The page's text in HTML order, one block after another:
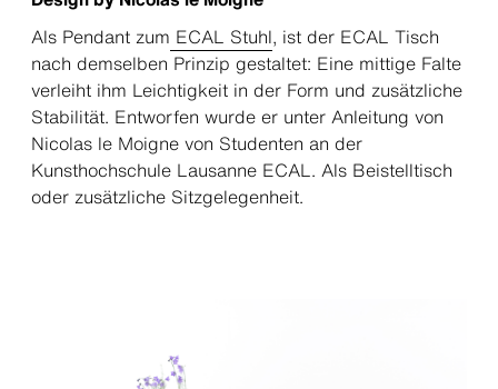
Als Pendant zum ECAL Stuhl, ist der ECAL Tisch
nach demselben Prinzip gestaltet: Eine mittige Falte
verleiht ihm Leichtigkeit in der Form und zusätzliche
Stabilität. Entworfen wurde er unter Anleitung von
Nicolas le Moigne von Studenten an der
Kunsthochschule Lausanne ECAL. Als Beistelltisch
oder zusätzliche Sitzgelegenheit.